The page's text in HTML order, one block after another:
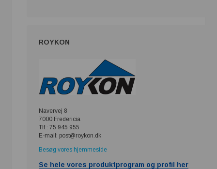
ROYKON
Navervej 8
7000 Fredericia
Tlf.: 75 945 955
E-mail: post@roykon.dk
Besøg vores hjemmeside
Se hele vores produktprogram og profil her